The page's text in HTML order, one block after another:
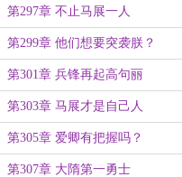
第297章 不止马展一人
第299章 他们想要突袭朕？
第301章 兵锋再起高句丽
第303章 马展才是自己人
第305章 爱卿有把握吗？
第307章 大隋第一勇士